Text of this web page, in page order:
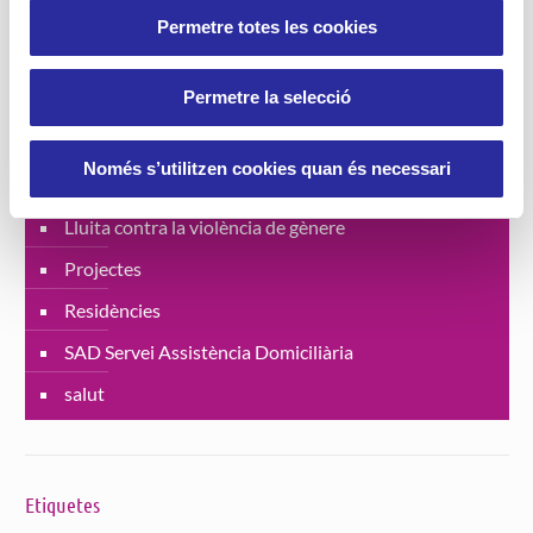
Permetre totes les cookies
Permetre la selecció
Només s’utilitzen cookies quan és necessari
Bon tracte a Persones Grans
Habitatges amb serveis
Lluita contra la violència de gènere
Projectes
Residències
SAD Servei Assistència Domiciliària
salut
Etiquetes